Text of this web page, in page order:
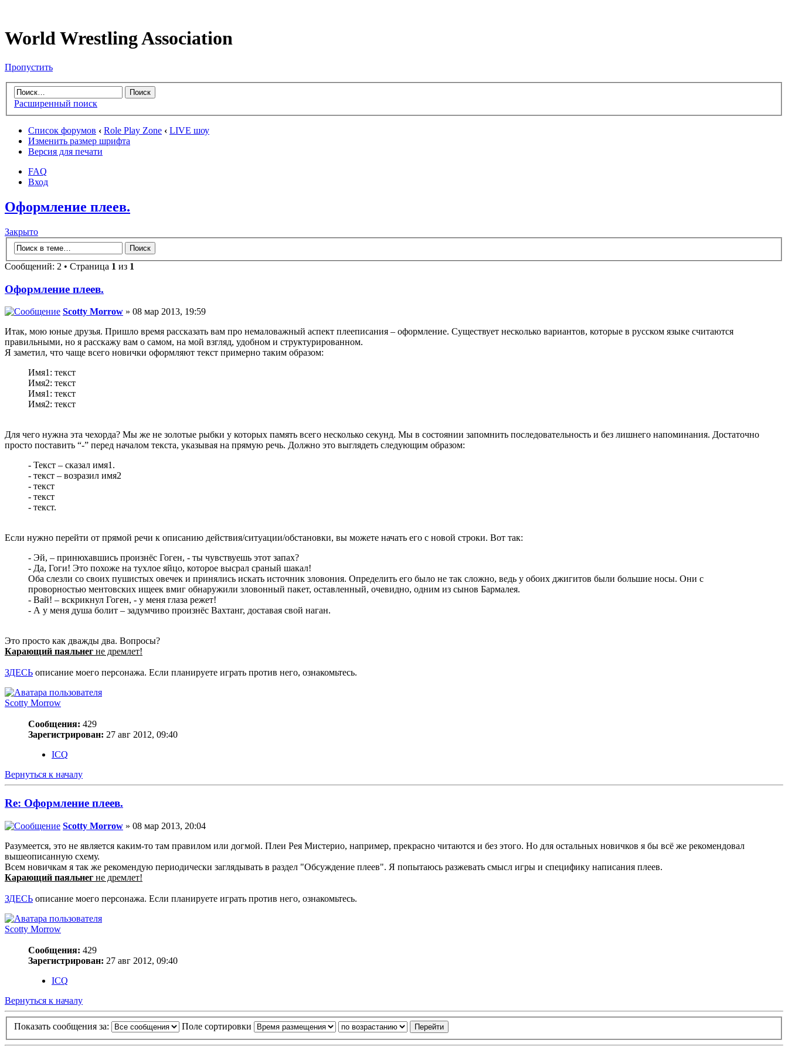
World Wrestling Association
Пропустить
Расширенный поиск
Список форумов ‹ Role Play Zone ‹ LIVE шоу
Изменить размер шрифта
Версия для печати
FAQ
Вход
Оформление плеев.
Закрыто
Сообщений: 2 • Страница 1 из 1
Оформление плеев.
Sсotty Morrow » 08 мар 2013, 19:59
Итак, мою юные друзья. Пришло время рассказать вам про немаловажный аспект плееписания – оформление. Существует несколько вариантов, которые в русском языке считаются
правильными, но я расскажу вам о самом, на мой взгляд, удобном и структурированном.
Я заметил, что чаще всего новички оформляют текст примерно таким образом:
Имя1: текст
Имя2: текст
Имя1: текст
Имя2: текст
Для чего нужна эта чехорда? Мы же не золотые рыбки у которых память всего несколько секунд. Мы в состоянии запомнить последовательность и без лишнего напоминания. Достаточно
просто поставить “-” перед началом текста, указывая на прямую речь. Должно это выглядеть следующим образом:
- Текст – сказал имя1.
- текст – возразил имя2
- текст
- текст
- текст.
Если нужно перейти от прямой речи к описанию действия/ситуации/обстановки, вы можете начать его с новой строки. Вот так:
- Эй, – принюхавшись произнёс Гоген, - ты чувствуешь этот запах?
- Да, Гоги! Это похоже на тухлое яйцо, которое высрал сраный шакал!
Оба слезли со своих пушистых овечек и принялись искать источник зловония. Определить его было не так сложно, ведь у обоих джигитов были большие носы. Они с
проворностью ментовских ищеек вмиг обнаружили зловонный пакет, оставленный, очевидно, одним из сынов Бармалея.
- Вай! – вскрикнул Гоген, - у меня глаза режет!
- А у меня душа болит – задумчиво произнёс Вахтанг, доставая свой наган.
Это просто как дважды два. Вопросы?
Карающий паяльнег не дремлет!
ЗДЕСЬ описание моего персонажа. Если планируете играть против него, ознакомьтесь.
Sсotty Morrow
Сообщения: 429
Зарегистрирован: 27 авг 2012, 09:40
ICQ
Вернуться к началу
Re: Оформление плеев.
Sсotty Morrow » 08 мар 2013, 20:04
Разумеется, это не является каким-то там правилом или догмой. Плеи Рея Мистерио, например, прекрасно читаются и без этого. Но для остальных новичков я бы всё же рекомендовал
вышеописанную схему.
Всем новичкам я так же рекомендую периодически заглядывать в раздел "Обсуждение плеев". Я попытаюсь разжевать смысл игры и специфику написания плеев.
Карающий паяльнег не дремлет!
ЗДЕСЬ описание моего персонажа. Если планируете играть против него, ознакомьтесь.
Sсotty Morrow
Сообщения: 429
Зарегистрирован: 27 авг 2012, 09:40
ICQ
Вернуться к началу
Показать сообщения за: Поле сортировки